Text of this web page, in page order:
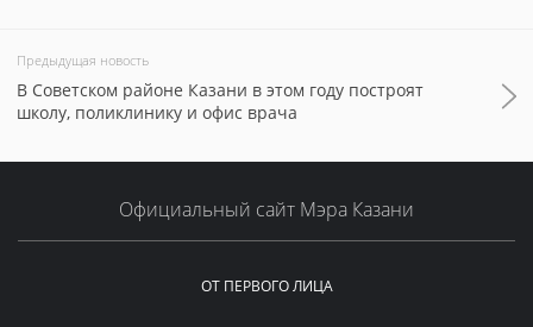
Предыдущая новость
В Советском районе Казани в этом году построят
школу, поликлинику и офис врача
Официальный сайт Мэра Казани
ОТ ПЕРВОГО ЛИЦА